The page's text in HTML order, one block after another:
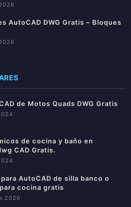
AutoCAD DWG Gratis – Bloques
de Motos Quads DWG Gratis
de cocina y baño en
CAD Gratis.
para AutoCAD de silla banco o
cocina gratis
2026